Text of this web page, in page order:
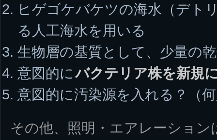
ヒゲゴケバケツの海水（デト
る人工海水を用いる
生物層の基質として、少量の
意図的に バクテリア株を新規
意図的に汚染源を入れる？（
その他、照明・エアレーショ